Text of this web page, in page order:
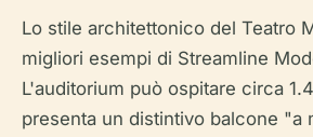
Lo stile architettonico del Teatro
migliori esempi di Streamline
L'auditorium può ospitare circa
presenta un distintivo balcone "a